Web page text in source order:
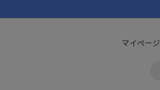
マイページ